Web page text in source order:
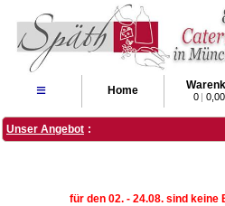
≡ Home 0 |
Unser Angebot :
für den 02. - 24.08. sind keine